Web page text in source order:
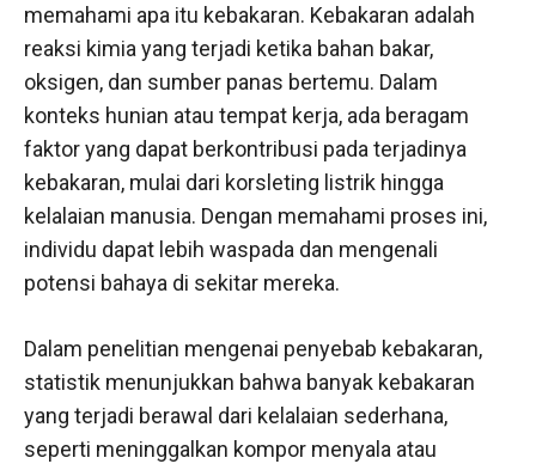
memahami apa itu kebakaran. Kebakaran adalah
reaksi kimia yang terjadi ketika bahan bakar,
oksigen, dan sumber panas bertemu. Dalam
konteks hunian atau tempat kerja, ada beragam
faktor yang dapat berkontribusi pada terjadinya
kebakaran, mulai dari korsleting listrik hingga
kelalaian manusia. Dengan memahami proses ini,
individu dapat lebih waspada dan mengenali
potensi bahaya di sekitar mereka.
Dalam penelitian mengenai penyebab kebakaran,
statistik menunjukkan bahwa banyak kebakaran
yang terjadi berawal dari kelalaian sederhana,
seperti meninggalkan kompor menyala atau